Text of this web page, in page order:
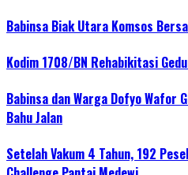
Babinsa Biak Utara Komsos
Kodim 1708/BN Rehabikitasi
Babinsa dan Warga Dofyo Wafor
Bahu Jalan
Setelah Vakum 4 Tahun, 192